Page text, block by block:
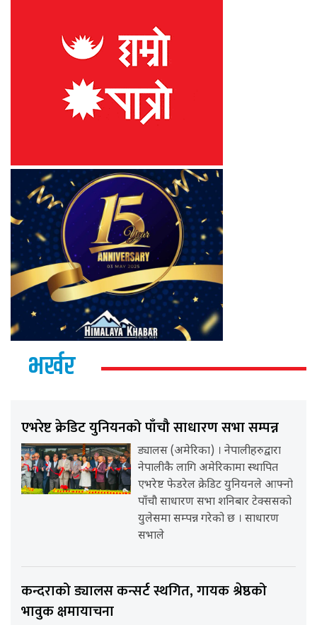
भर्खर
एभरेष्ट क्रेडिट युनियनको पाँचौ साधारण सभा सम्पन्न
ड्यालस (अमेरिका) । नेपालीहरुद्वारा
नेपालीकै लागि अमेरिकामा स्थापित
एभरेष्ट फेडरेल क्रेडिट युनियनले आफ्नो
पाँचौ साधारण सभा शनिबार टेक्ससको
युलेसमा सम्पन्न गरेको छ । साधारण
सभाले
कन्दराको ड्यालस कन्सर्ट स्थगित, गायक श्रेष्ठको
भावुक क्षमायाचना